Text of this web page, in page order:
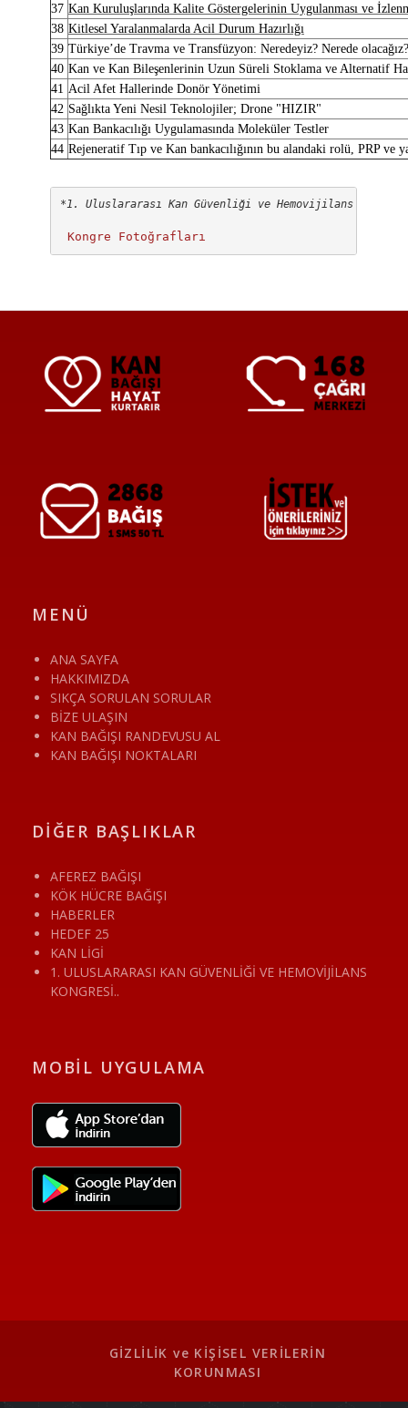
37 Kan Kuruluşlarında Kalite Göstergelerinin Uygulanması ve
38 Kitlesel Yaralanmalarda Acil Durum Hazırlığı
39 Türkiye’de Travma ve Transfüzyon: Neredeyiz? Nerede olacağız?
40 Kan ve Kan Bileşenlerinin Uzun Süreli Stoklama ve Alternatif
41 Acil Afet Hallerinde Donör Yönetimi
42 Sağlıkta Yeni Nesil Teknolojiler; Drone "HIZIR"
43 Kan Bankacılığı Uygulamasında Moleküler Testler
44 Rejeneratif Tıp ve Kan bankacılığının bu alandaki rolü, PRP ve
*1. Uluslararası Kan Güvenliği ve Hemovijilans
Kongre Fotoğrafları
MENÜ
ANA SAYFA
HAKKIMIZDA
SIKÇA SORULAN SORULAR
BİZE ULAŞIN
KAN BAĞIŞI RANDEVUSU AL
KAN BAĞIŞI NOKTALARI
DİĞER BAŞLIKLAR
AFEREZ BAĞIŞI
KÖK HÜCRE BAĞIŞI
HABERLER
HEDEF 25
KAN LİGİ
1. ULUSLARARASI KAN GÜVENLİĞİ VE HEMOVİJİLANS
KONGRESİ..
MOBİL UYGULAMA
GİZLİLİK ve KİŞİSEL VERİLERİN
KORUNMASI